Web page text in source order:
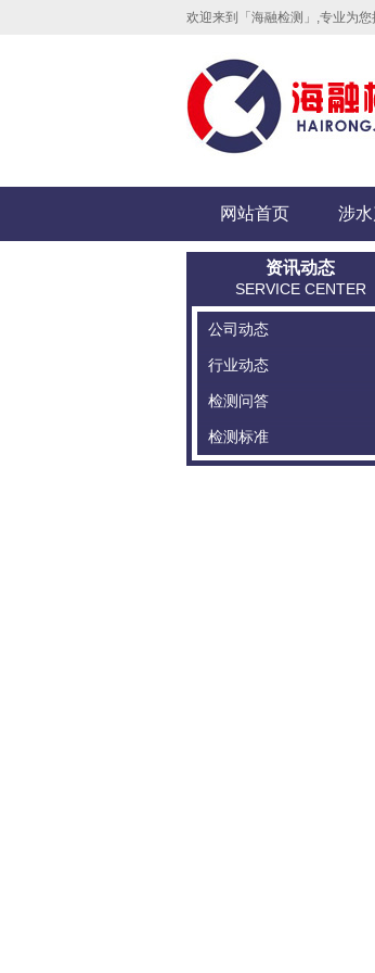
欢迎来到「海融检测」,专业为
网站首页 涉
资讯动态
SERVICE CENTER
公司动态
行业动态
检测问答
检测标准